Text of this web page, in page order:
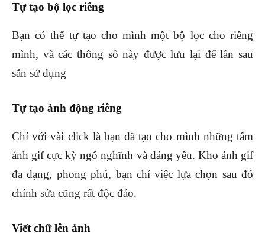
Tự tạo bộ lọc riêng
Bạn có thể tự tạo cho mình một bộ lọc cho riêng
mình, và các thông số này được lưu lại để lần sau
sẵn sử dụng
Tự tạo ảnh động riêng
Chỉ với vài click là bạn đã tạo cho mình những tấm
ảnh gif cực kỳ ngỗ nghĩnh và đáng yêu. Kho ảnh gif
đa dạng, phong phú, bạn chỉ việc lựa chọn sau đó
chỉnh sửa cũng rất độc đáo.
Viết chữ lên ảnh